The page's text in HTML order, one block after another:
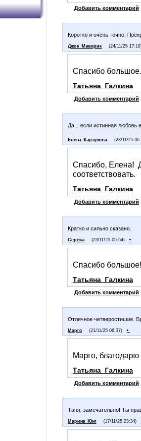
Добавить комментарий
Коротко и очень точно.
Джон_Маверик (24/11/25
Спасибо большое.
Татьяна_Галкина
Добавить комментарий
Да... если истинная любовь
Елена_Картунова (23/11/25
Спасибо, Елена!
соответствовать.
Татьяна_Галкина
Добавить комментарий
Кратко и сильно сказано.
Серёжа (23/11/25 05:54) •
Спасибо большое!
Татьяна_Галкина
Добавить комментарий
Отличное четверостишие.
Марго (21/11/25 06:37) •
Марго,
Татьяна_Галкина
Добавить комментарий
Таня, замечательно! Ты
Марина_Юнг (17/11/25 23:34)